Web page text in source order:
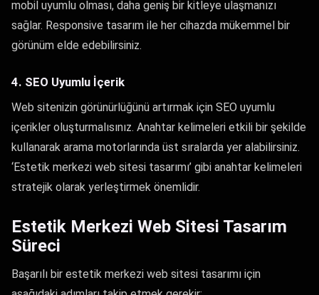
mobil uyumlu olması, daha geniş bir kitleye ulaşmanızı
sağlar. Responsive tasarım ile her cihazda mükemmel bir
görünüm elde edebilirsiniz.
4. SEO Uyumlu İçerik
Web sitenizin görünürlüğünü artırmak için SEO uyumlu
içerikler oluşturmalısınız. Anahtar kelimeleri etkili bir şekilde
kullanarak arama motorlarında üst sıralarda yer alabilirsiniz.
‘Estetik merkezi web sitesi tasarımı’ gibi anahtar kelimeleri
stratejik olarak yerleştirmek önemlidir.
Estetik Merkezi Web Sitesi Tasarım
Süreci
Başarılı bir estetik merkezi web sitesi tasarımı için